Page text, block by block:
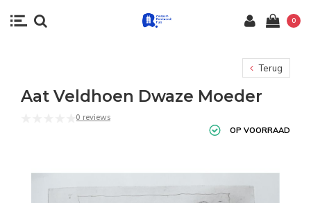
0
Terug
Aat Veldhoen Dwaze Moeder
0 reviews
OP VOORRAAD